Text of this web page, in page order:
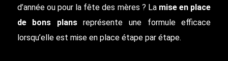
d’année ou pour la fête des mères ? La mise en place
de bons plansreprésente une formule efficace
lorsqu’elle est mise en place étape par étape.